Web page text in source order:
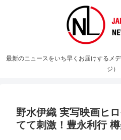
最新のニュースをいち早くお届けするメ
ジ）
野水伊織 実写映画ヒ
てて刺激！豊永利行